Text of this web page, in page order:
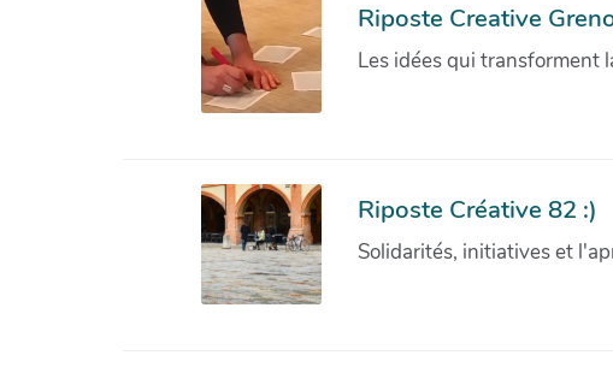
Riposte Creative
Les idées qui transforment
Riposte Créative 82 :)
Solidarités, initiatives et